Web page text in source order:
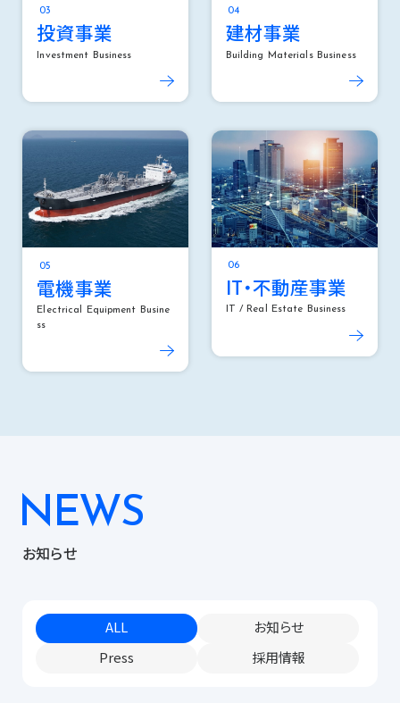
投資事業
Investment Business
建材事業
Building Materials Business
電機事業
Electrical Equipment Busine
ss
IT・不動産事業
IT / Real Estate Business
NEWS
お知らせ
ALL
お知らせ
Press
採用情報